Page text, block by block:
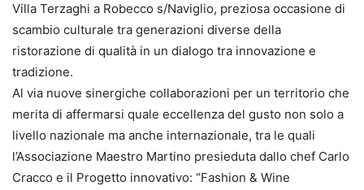
Villa Terzaghi a Robecco s/Naviglio, preziosa occasione di
scambio culturale tra generazioni diverse della
ristorazione di qualità in un dialogo tra innovazione e
tradizione.
Al via nuove sinergiche collaborazioni per un territorio che
merita di affermarsi quale eccellenza del gusto non solo a
livello nazionale ma anche internazionale, tra le quali
l’Associazione Maestro Martino presieduta dallo chef Carlo
Cracco e il Progetto innovativo: “Fashion & Wine